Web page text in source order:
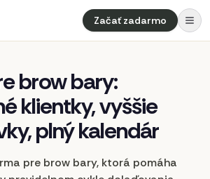
Začať zadarmo
browbary:
klientky,vyššie
plnýkalendár
pre brow bary, ktorá pomáha